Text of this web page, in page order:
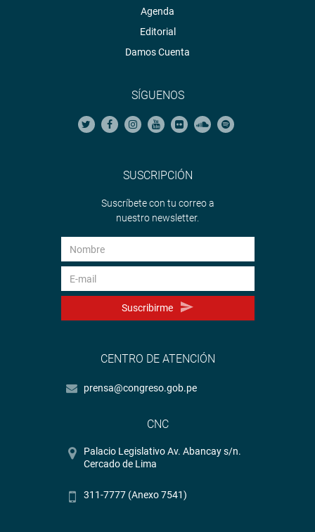
Agenda
Editorial
Damos Cuenta
SÍGUENOS
SUSCRIPCIÓN
Suscríbete con tu correo a
nuestro newsletter.
Suscribirme
CENTRO DE ATENCIÓN
prensa@congreso.gob.pe
CNC
Palacio Legislativo Av. Abancay s/n.
Cercado de Lima
311-7777 (Anexo 7541)